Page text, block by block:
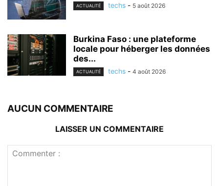
ACTUALITÉ techs - 5 août 2026
Burkina Faso : une plateforme
locale pour héberger les données
des...
ACTUALITÉ techs - 4 août 2026
AUCUN COMMENTAIRE
LAISSER UN COMMENTAIRE